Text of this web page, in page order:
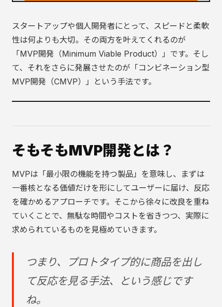
スタートアップや個人開発者にとって、スピードと柔軟
性は何よりも大切。その両方を叶えてくれるのが
「MVP開発（Minimum Viable Product）」です。そし
て、それをさらに発展させたのが「コンビネーション型
MVP開発（CMVP）」という手法です。
そもそもMVP開発とは？
MVPは「最小限の機能を持つ製品」を意味し、まずは
一番核となる価値だけを形にしてユーザーに届け、反応
を確かめるアプローチです。そこから徐々に改良を重ね
ていくことで、無駄な時間やコストを省きつつ、実際に
求められているものを見極めていきます。
つまり、プロトタイプ的に商品を出し
て反応を見る手法、という感じです
ね。